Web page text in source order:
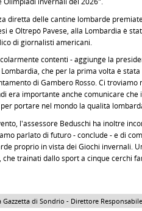
diretta delle cantine lombarde
e Oltrepò Pavese, alla Lombardia è
di giornalisti americani.
contenti - aggiunge la
che per la prima volta è
di Gambero Rosso. Ci
era importante anche comunicare che
portare nel mondo la qualità
l'assessore Beduschi ha inoltre
parlato di futuro - conclude - e di
proprio in vista dei Giochi invernali.
trainati dallo sport a cinque cerchi
Gazzetta di Sondrio - Direttore